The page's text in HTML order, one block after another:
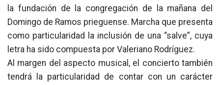
la fundación de la congregación de la mañana del
Domingo de Ramos prieguense. Marcha que presenta
como particularidad la inclusión de una “salve”, cuya
letra ha sido compuesta por Valeriano Rodríguez.
Al margen del aspecto musical, el concierto también
tendrá la particularidad de contar con un carácter